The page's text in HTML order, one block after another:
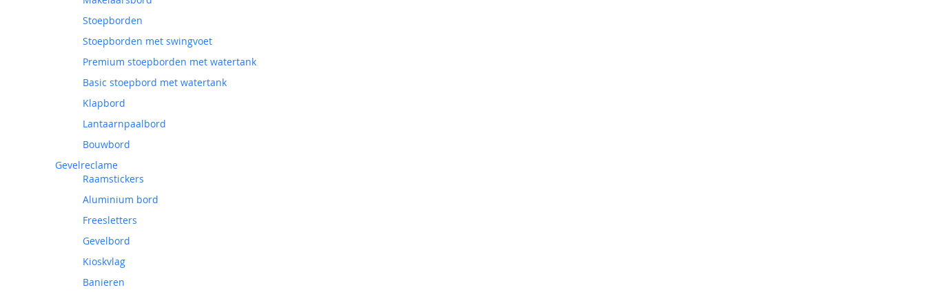
Stoepborden
Stoepborden met swingvoet
Premium stoepborden met watertank
Basic stoepbord met watertank
Klapbord
Lantaarnpaalbord
Bouwbord
Gevelreclame
Raamstickers
Aluminium bord
Freesletters
Gevelbord
Kioskvlag
Banieren